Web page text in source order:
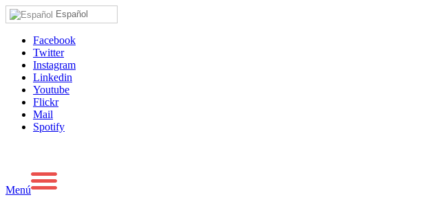
Español
Facebook
Twitter
Instagram
Linkedin
Youtube
Flickr
Mail
Spotify
Menú